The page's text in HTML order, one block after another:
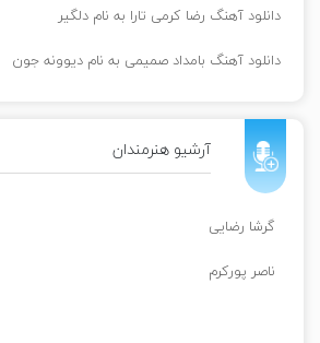
دانلود آهنگ رضا کرمی تارا به نام دلگیر
دانلود آهنگ بامداد صمیمی به نام دیوونه جون
آرشیو هنرمندان
گرشا رضایی
ناصر پورکرم